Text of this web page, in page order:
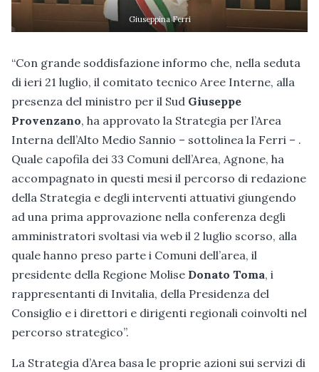
Giuseppina Ferri
“Con grande soddisfazione informo che, nella seduta
di ieri 21 luglio, il comitato tecnico Aree Interne, alla
presenza del ministro per il Sud Giuseppe
Provenzano, ha approvato la Strategia per l’Area
Interna dell’Alto Medio Sannio – sottolinea la Ferri – .
Quale capofila dei 33 Comuni dell’Area, Agnone, ha
accompagnato in questi mesi il percorso di redazione
della Strategia e degli interventi attuativi giungendo
ad una prima approvazione nella conferenza degli
amministratori svoltasi via web il 2 luglio scorso, alla
quale hanno preso parte i Comuni dell’area, il
presidente della Regione Molise Donato Toma, i
rappresentanti di Invitalia, della Presidenza del
Consiglio e i direttori e dirigenti regionali coinvolti nel
percorso strategico”.
La Strategia d’Area basa le proprie azioni sui servizi di